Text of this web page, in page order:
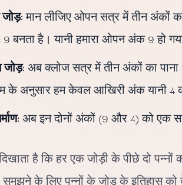
मान लीजिए ओपन सत्र में तीन अंकों
9 बनता है। यानी हमारा ओपन अंक 9 हो
जोड़: अब क्लोज सत्र में तीन अंकों का पाना
के अनुसार हम केवल आखिरी अंक यानी 4
अब इन दोनों अंकों (9 और 4) को एक
है कि हर एक जोड़ी के पीछे दो पन्नों
के लिए पन्नों के जोड़ के इतिहास को